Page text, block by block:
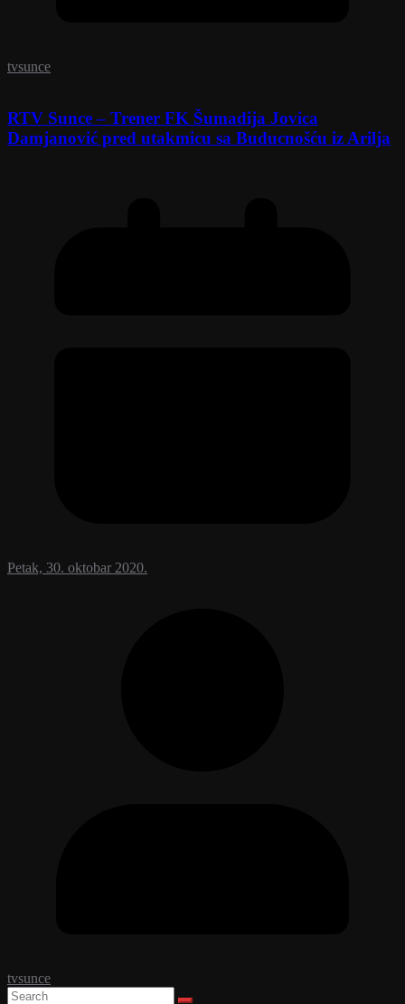
tvsunce
RTV Sunce – Trener FK Šumadija Jovica
Damjanović pred utakmicu sa Buducnošću iz Arilja
Petak, 30. oktobar 2020.
tvsunce